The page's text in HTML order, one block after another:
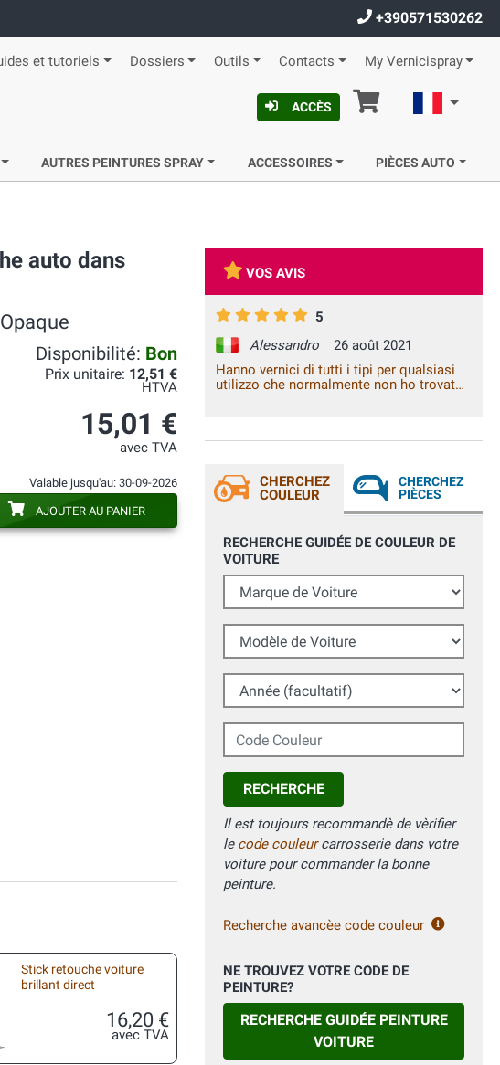
+390571530262
et tutoriels Dossiers Outils Contacts My Vernicispray
ACCÈS Panier
AUTRES PEINTURES SPRAY ACCESSOIRES PIÈCES AUTO
auto dans
Disponibilité: Bon
Prix unitaire: 12,51 €
HTVA
15,01 €
avec TVA
Valable jusqu'au: 30-09-2026
AJOUTER AU PANIER
Stick retouche voiture
brillant direct
16,20 €
avec TVA
VOS AVIS
5
Alessandro
26 août 2021
Hanno vernici di tutti i tipi per qualsiasi
utilizzo che normalmente non ho trovato.
tornate come nuove. Sicuramente
CHERCHEZ
COULEUR
CHERCHEZ
PIÈCES
RECHERCHE GUIDÉE DE COULEUR DE
VOITURE
Marque de Voiture
Modèle de Voiture
Année (facultatif)
Code Couleur
RECHERCHE
Il est toujours recommandè de vèrifier
le code couleurcarrosserie dans votre
voiture pour commander la bonne
peinture.
Recherche avancèe code couleur
NE TROUVEZ VOTRE CODE DE
PEINTURE?
RECHERCHE GUIDÉE PEINTURE
VOITURE